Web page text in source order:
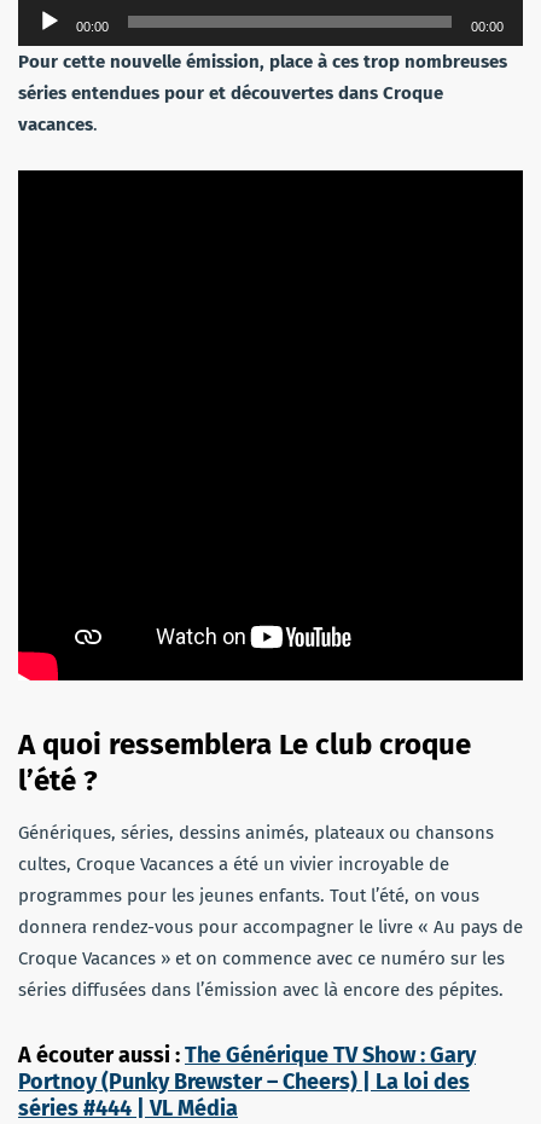
Lecteur
audio
00:00 00:00
Pour cette nouvelle émission, place à ces trop nombreuses
séries entendues pour et découvertes dans Croque
vacances.
A quoi ressemblera Le club croque
l’été ?
Génériques, séries, dessins animés, plateaux ou chansons
cultes, Croque Vacances a été un vivier incroyable de
programmes pour les jeunes enfants. Tout l’été, on vous
donnera rendez-vous pour accompagner le livre « Au pays de
Croque Vacances » et on commence avec ce numéro sur les
séries diffusées dans l’émission avec là encore des pépites.
A écouter aussi :The Générique TV Show : Gary
Portnoy (Punky Brewster – Cheers) | La loi des
séries #444 | VL Média